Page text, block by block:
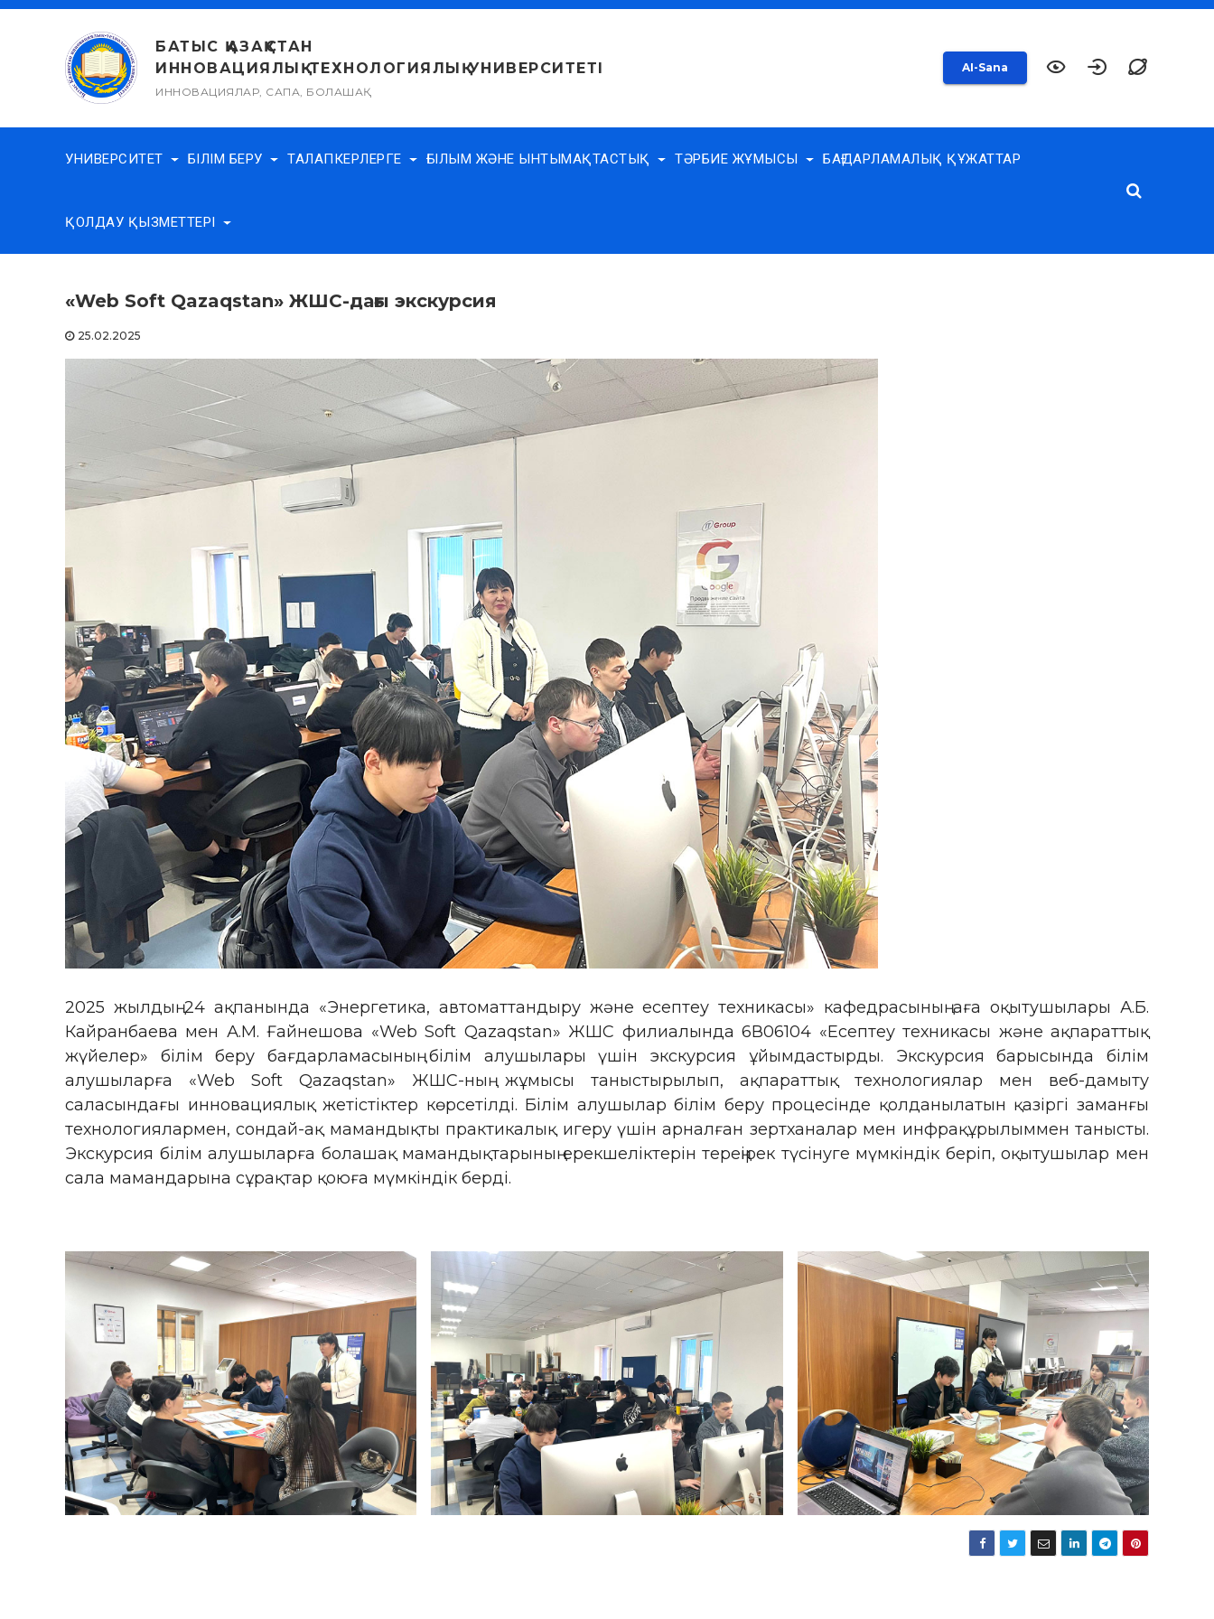
Skip
БАТЫС ҚАЗАҚСТАН
ИННОВАЦИЯЛЫҚ-ТЕХНОЛОГИЯЛЫҚ УНИВЕРСИТЕТІ
ИННОВАЦИЯЛАР, САПА, БОЛАШАҚ
AI-Sana
УНИВЕРСИТЕТ БІЛІМ БЕРУ ТАЛАПКЕРЛЕРГЕ ҒЫЛЫМ ЖӘНЕ ЫНТЫМАҚТАСТЫҚ ТӘРБИЕ ЖҰМЫСЫ БАҒДАРЛАМАЛЫҚ ҚҰЖАТТАР
ҚОЛДАУ ҚЫЗМЕТТЕРІ
«Web Soft Qazaqstan» ЖШС-дағы экскурсия
25.02.2025
2025 жылдың 24 ақпанында «Энергетика, автоматтандыру және есептеу техникасы» кафедрасының аға оқытушылары А.Б.
Кайранбаева мен А.М. Ғайнешова «Web Soft Qazaqstan» ЖШС филиалында 6В06104 «Есептеу техникасы және ақпараттық
жүйелер» білім беру бағдарламасының білім алушылары үшін экскурсия ұйымдастырды. Экскурсия барысында білім
алушыларға «Web Soft Qazaqstan» ЖШС-ның жұмысы таныстырылып, ақпараттық технологиялар мен веб-дамыту
саласындағы инновациялық жетістіктер көрсетілді. Білім алушылар білім беру процесінде қолданылатын қазіргі заманғы
технологиялармен, сондай-ақ мамандықты практикалық игеру үшін арналған зертханалар мен инфрақұрылыммен танысты.
Экскурсия білім алушыларға болашақ мамандықтарының ерекшеліктерін тереңірек түсінуге мүмкіндік беріп, оқытушылар мен
сала мамандарына сұрақтар қоюға мүмкіндік берді.